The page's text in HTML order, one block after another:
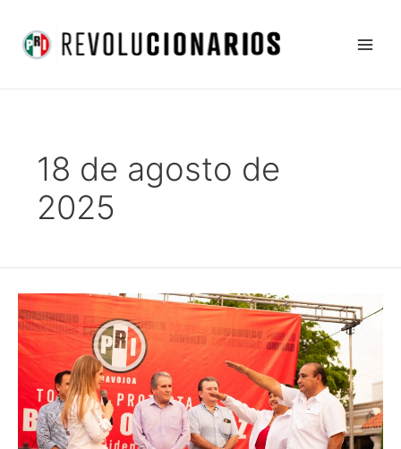
contenido
18 de agosto de
2025
El
PRI
está
de
pie,
vivo